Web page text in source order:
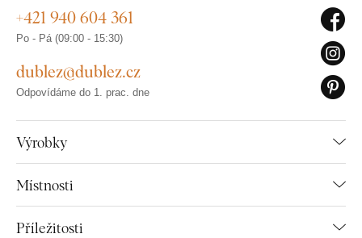
Výrobky
Místnosti
Příležitosti
+421 940 604 361
Po - Pá (09:00 - 15:30)
dublez@dublez.cz
Odpovídáme do 1. prac. dne